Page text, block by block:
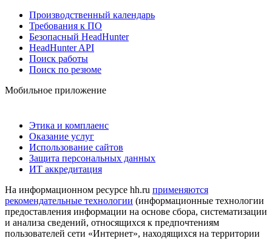
Производственный календарь
Требования к ПО
Безопасный HeadHunter
HeadHunter API
Поиск работы
Поиск по резюме
Мобильное приложение
Этика и комплаенс
Оказание услуг
Использование сайтов
Защита персональных данных
ИТ аккредитация
На информационном ресурсе hh.ru применяются
рекомендательные технологии (информационные технологии
предоставления информации на основе сбора, систематизации
и анализа сведений, относящихся к предпочтениям
пользователей сети «Интернет», находящихся на территории